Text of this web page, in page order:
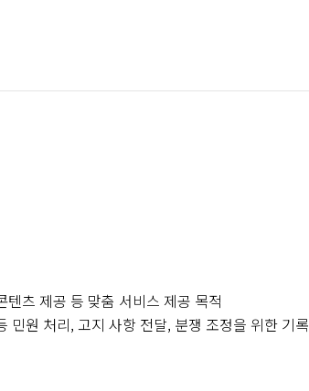
츠 제공 등 맞춤 서비스 제공 목적
민원 처리, 고지 사항 전달, 분쟁 조정을 위한 기록